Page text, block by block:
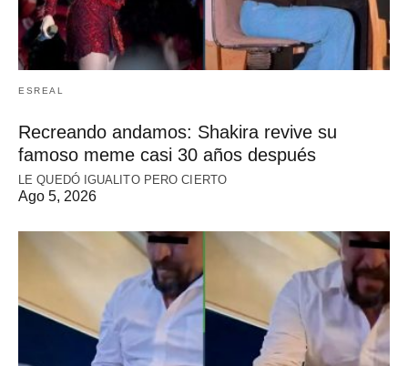
ESREAL
Recreando andamos: Shakira revive su
famoso meme casi 30 años después
LE QUEDÓ IGUALITO PERO CIERTO
Ago 5, 2026